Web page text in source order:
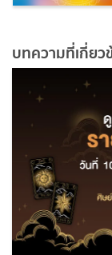
บทความที่เกี่ยว